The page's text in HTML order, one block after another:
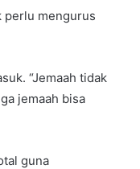
perlu mengurus
“Jemaah tidak
jemaah bisa
guna